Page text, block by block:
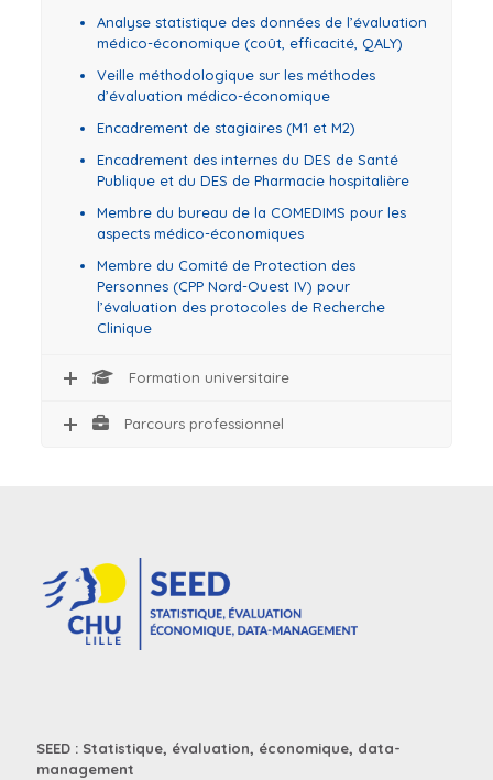
Analyse statistique des données de l’évaluation
médico-économique (coût, efficacité, QALY)
Veille méthodologique sur les méthodes
d’évaluation médico-économique
Encadrement de stagiaires (M1 et M2)
Encadrement des internes du DES de Santé
Publique et du DES de Pharmacie hospitalière
Membre du bureau de la COMEDIMS pour les
aspects médico-économiques
Membre du Comité de Protection des
Personnes (CPP Nord-Ouest IV) pour
l’évaluation des protocoles de Recherche
Clinique
Formation universitaire
Parcours professionnel
SEED : Statistique, évaluation, économique, data-
management